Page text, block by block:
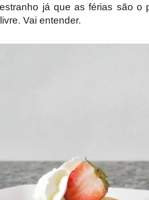
já que as férias são o
Vai entender.